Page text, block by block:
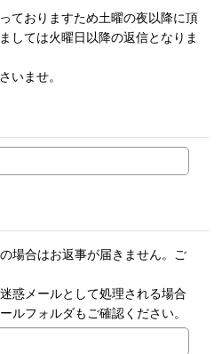
ておりますため土曜の夜以降に頂
しては火曜日以降の返信となりま
いませ。
場合はお返事が届きません。ご
惑メールとして処理される場合
ルフォルダもご確認ください。